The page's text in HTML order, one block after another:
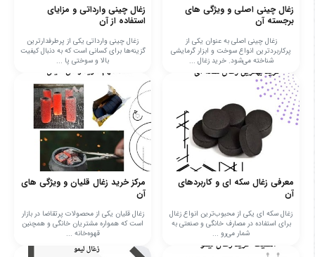
زغال چینی اصلی و ویژگی های
برجسته آن
زغال چینی اصلی به عنوان یکی از
پرکاربردترین انواع سوخت و ابزار گرمایشی
شناخته می‌شود. خرید زغال ...
زغال چینی وارداتی و مزایای
استفاده از آن
زغال چینی وارداتی یکی از پرطرفدارترین
گزینه‌ها برای کسانی است که به دنبال کیفیت
بالا و سوختی پا ...
معرفی زغال سکه ای و کاربردهای
آن
زغال سکه ای یکی از محبوب‌ترین انواع زغال
برای استفاده در مصارف خانگی و صنعتی به
شمار می‌رو ...
مرکز خرید زغال قلیان و ویژگی های
آن
زغال قلیان یکی از محصولات پرتقاضا در بازار
است که همواره مشتریان خانگی و همچنین
قهوه‌خانه‌ ...